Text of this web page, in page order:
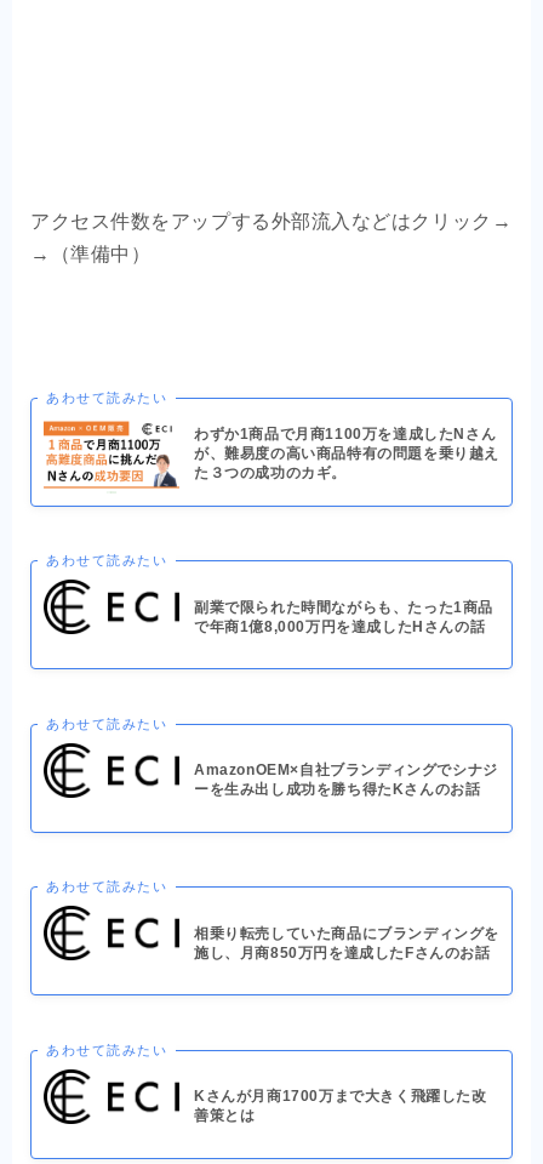
アクセス件数をアップする外部流入などはクリック→
→（準備中）
あわせて読みたい
わずか1商品で月商1100万を達成したNさん
が、難易度の高い商品特有の問題を乗り越え
た３つの成功のカギ。
あわせて読みたい
副業で限られた時間ながらも、たった1商品
で年商1億8,000万円を達成したHさんの話
あわせて読みたい
AmazonOEM×自社ブランディングでシナジ
ーを生み出し成功を勝ち得たKさんのお話
あわせて読みたい
相乗り転売していた商品にブランディングを
施し、月商850万円を達成したFさんのお話
あわせて読みたい
Kさんが月商1700万まで大きく飛躍した改
善策とは